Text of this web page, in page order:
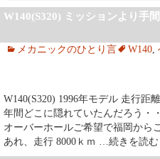
W140(S320) ミッションより手
メカニックのひとり言 W140,
W140(S320) 1996年モデル 走行距
年間どこに隠れていたんだろう・
オーバーホールご希望で福岡から
あれ、走行 8000ｋｍ …続きを読む